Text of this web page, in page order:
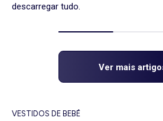
descarregar tudo.
Ver mais
VESTIDOS DE BEBÉ